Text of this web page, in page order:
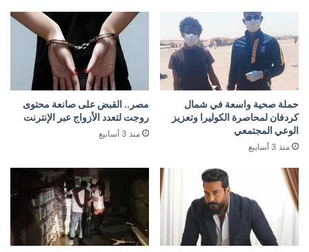
حملة صحية واسعة في شمال
كردفان لمحاصرة الكوليرا وتعزيز
الوعي المجتمعي
منذ 3 أسابيع
مصر.. القبض على صانعة محتوى
روجت لتعدد الأزواج عبر الإنترنت
منذ 3 أسابيع